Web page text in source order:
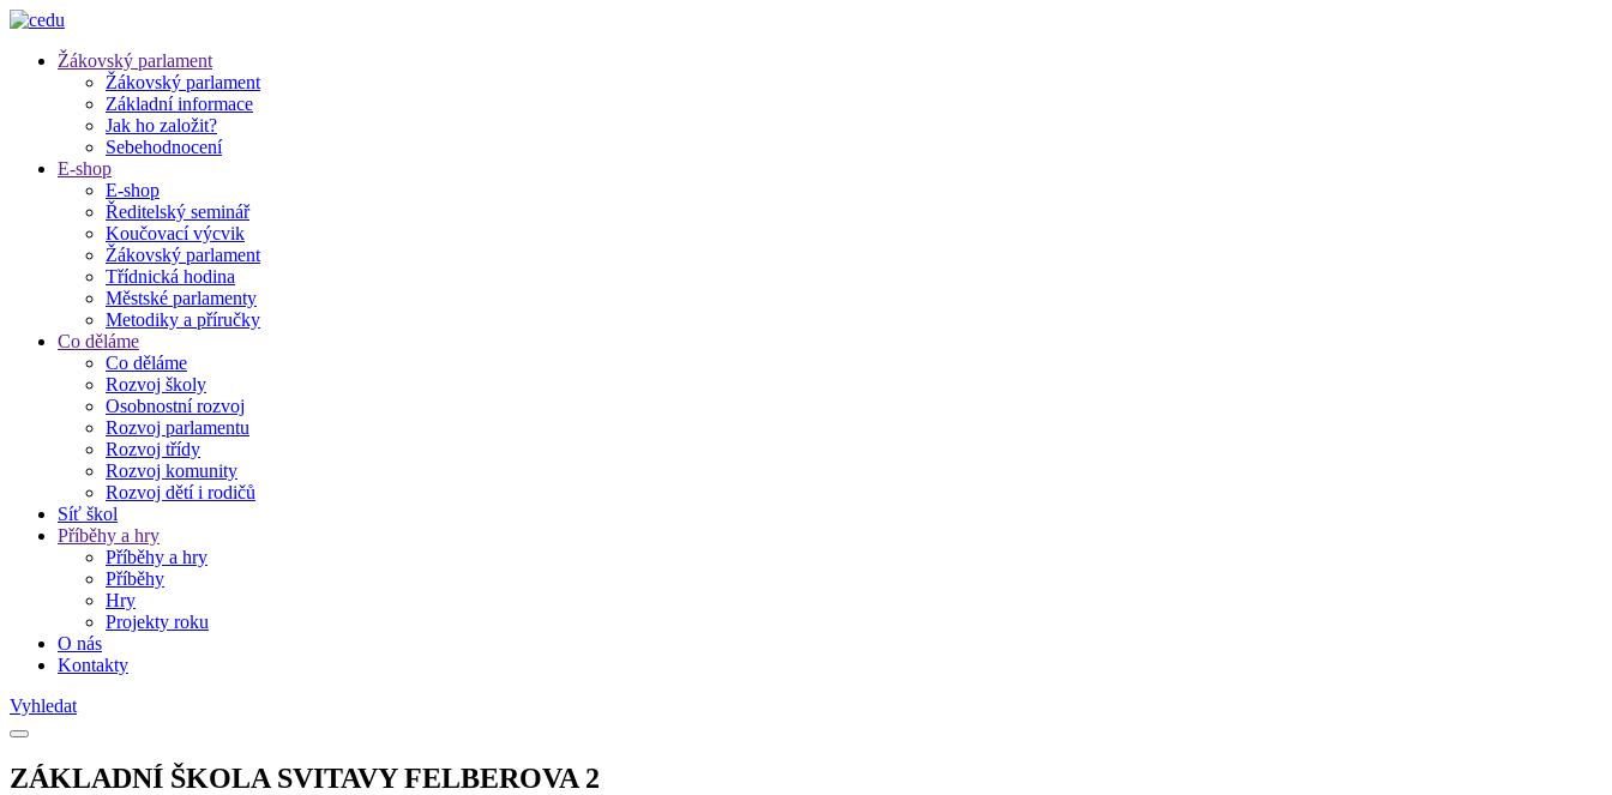
Žákovský parlament
Žákovský parlament
Základní informace
Jak ho založit?
Sebehodnocení
E-shop
E-shop
Ředitelský seminář
Koučovací výcvik
Žákovský parlament
Třídnická hodina
Městské parlamenty
Metodiky a příručky
Co děláme
Co děláme
Rozvoj školy
Osobnostní rozvoj
Rozvoj parlamentu
Rozvoj třídy
Rozvoj komunity
Rozvoj dětí i rodičů
Síť škol
Příběhy a hry
Příběhy a hry
Příběhy
Hry
Projekty roku
O nás
Kontakty
Vyhledat
ZÁKLADNÍ ŠKOLA SVITAVY FELBEROVA 2